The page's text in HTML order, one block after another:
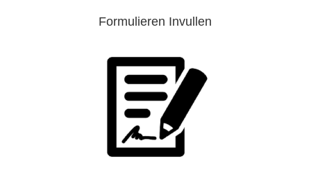
Formulieren Invullen